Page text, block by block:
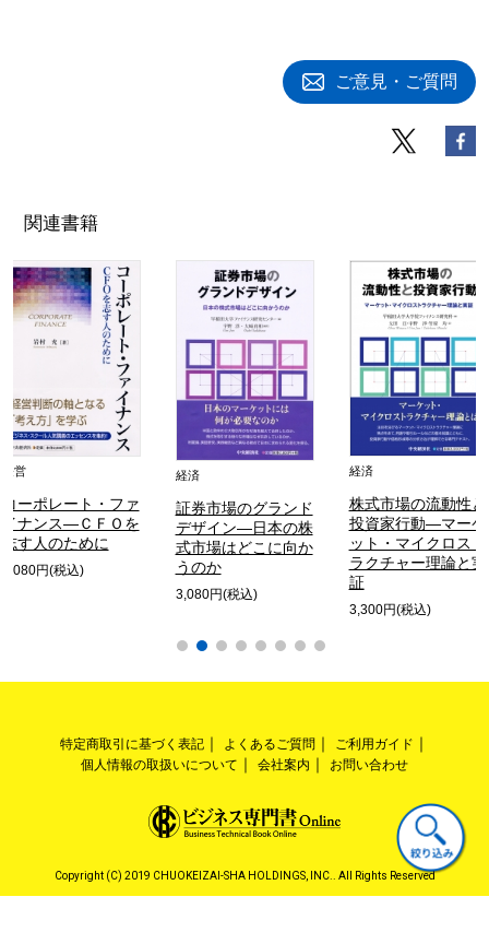
ご意見・ご質問
関連書籍
経営
コーポレート・ファ
イナンス―ＣＦＯを
志す人のために
3,080円(税込)
経済
証券市場のグランド
デザイン―日本の株
式市場はどこに向か
うのか
3,080円(税込)
経済
株式市場の流動性と
投資家行動―マーケ
ット・マイクロスト
ラクチャー理論と実
証
3,300円(税込)
特定商取引に基づく表記 よくあるご質問
ご利用ガイド
個人情報の取扱いについて
会社案内 お問い合わせ
Copyright (C) 2019 CHUOKEIZAI-SHA HOLDINGS, INC.. All Rights Reserved